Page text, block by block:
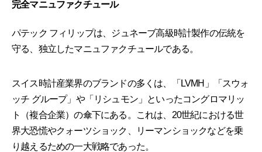
完全マニュファクチュール
パテック フィリップは、ジュネーブ高級時計製作の伝統を
守る、独立したマニュファクチュールである。
スイス時計産業界のブランドの多くは、「LVMH」「スウォ
ッチ グループ」や「リシュモン」といったコングロマリッ
ト（複合企業）の傘下にある。これは、20世紀における世
界大恐慌やクォーツショック、リーマンショックなどを乗
り越えるための一大戦略であった。